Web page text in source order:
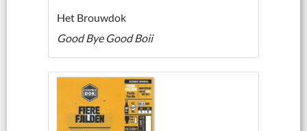
Het Brouwdok
Good Bye Good Boii